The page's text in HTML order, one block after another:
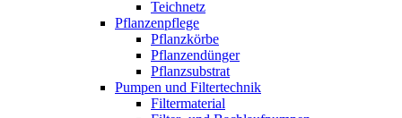
Teichnetz
Pflanzenpflege
Pflanzkörbe
Pflanzendünger
Pflanzsubstrat
Pumpen und Filtertechnik
Filtermaterial